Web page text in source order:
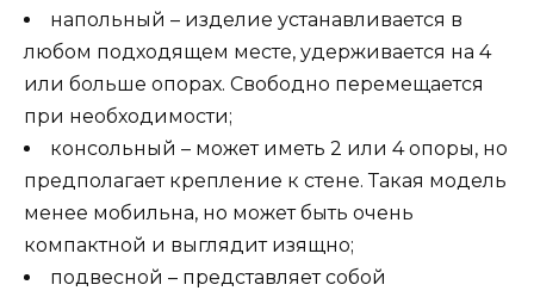
напольный – изделие устанавливается в
любом подходящем месте, удерживается на 4
или больше опорах. Свободно перемещается
при необходимости;
консольный – может иметь 2 или 4 опоры, но
предполагает крепление к стене. Такая модель
менее мобильна, но может быть очень
компактной и выглядит изящно;
подвесной – представляет собой